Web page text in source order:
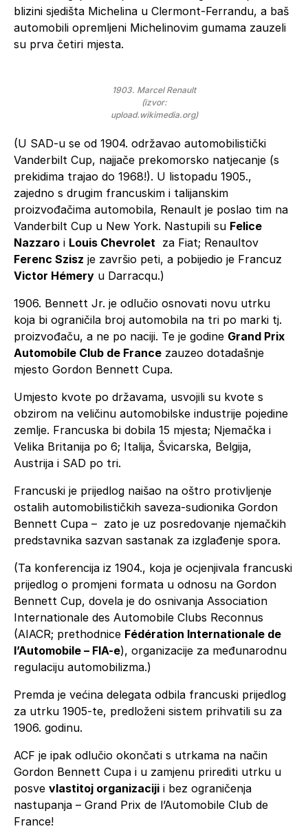
blizini sjedišta Michelina u Clermont-Ferrandu, a baš
automobili opremljeni Michelinovim gumama zauzeli
su prva četiri mjesta.
1903. Marcel Renault
(izvor:
upload.wikimedia.org)
(U SAD-u se od 1904. održavao automobilistički
Vanderbilt Cup, najjače prekomorsko natjecanje (s
prekidima trajao do 1968!). U listopadu 1905.,
zajedno s drugim francuskim i talijanskim
proizvođačima automobila, Renault je poslao tim na
Vanderbilt Cup u New York. Nastupili su Felice
Nazzaro i Louis Chevrolet za Fiat; Renaultov
Ferenc Szisz je završio peti, a pobijedio je Francuz
Victor Hémery u Darracqu.)
1906. Bennett Jr. je odlučio osnovati novu utrku
koja bi ograničila broj automobila na tri po marki tj.
proizvođaču, a ne po naciji. Te je godine Grand Prix
Automobile Club de France zauzeo dotadašnje
mjesto Gordon Bennett Cupa.
Umjesto kvote po državama, usvojili su kvote s
obzirom na veličinu automobilske industrije pojedine
zemlje. Francuska bi dobila 15 mjesta; Njemačka i
Velika Britanija po 6; Italija, Švicarska, Belgija,
Austrija i SAD po tri.
Francuski je prijedlog naišao na oštro protivljenje
ostalih automobilističkih saveza-sudionika Gordon
Bennett Cupa – zato je uz posredovanje njemačkih
predstavnika sazvan sastanak za izglađenje spora.
(Ta konferencija iz 1904., koja je ocjenjivala francuski
prijedlog o promjeni formata u odnosu na Gordon
Bennett Cup, dovela je do osnivanja Association
Internationale des Automobile Clubs Reconnus
(AIACR; prethodnice Fédération Internationale de
l’Automobile – FIA-e), organizacije za međunarodnu
regulaciju automobilizma.)
Premda je većina delegata odbila francuski prijedlog
za utrku 1905-te, predloženi sistem prihvatili su za
1906. godinu.
ACF je ipak odlučio okončati s utrkama na način
Gordon Bennett Cupa i u zamjenu prirediti utrku u
posve vlastitoj organizaciji i bez ograničenja
nastupanja – Grand Prix de l’Automobile Club de
France!